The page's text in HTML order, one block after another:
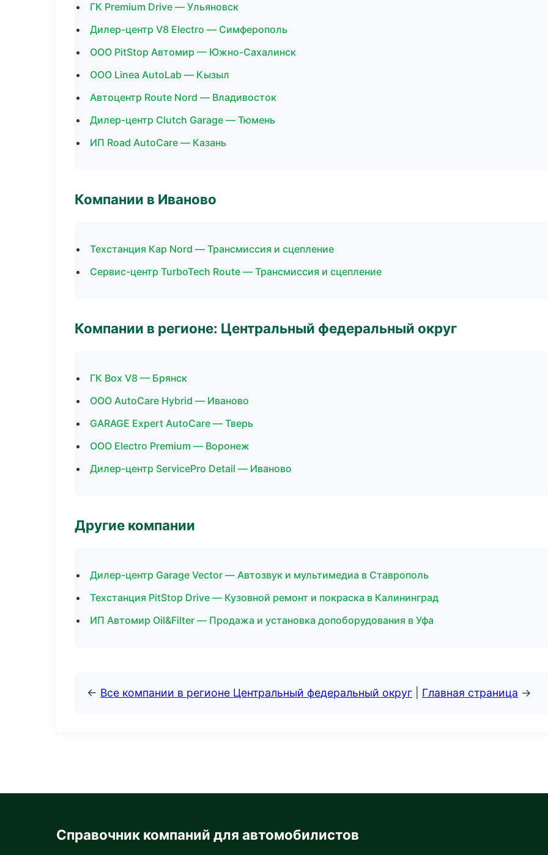
ГК Premium Drive — Ульяновск
Дилер-центр V8 Electro — Симферополь
ООО PitStop Автомир — Южно-Сахалинск
ООО Linea AutoLab — Кызыл
Автоцентр Route Nord — Владивосток
Дилер-центр Clutch Garage — Тюмень
ИП Road AutoCare — Казань
Компании в Иваново
Техстанция Кар Nord — Трансмиссия и сцепление
Сервис-центр TurboTech Route — Трансмиссия и сцепление
Компании в регионе: Центральный федеральный округ
ГК Box V8 — Брянск
ООО AutoCare Hybrid — Иваново
GARAGE Expert AutoCare — Тверь
ООО Electro Premium — Воронеж
Дилер-центр ServicePro Detail — Иваново
Другие компании
Дилер-центр Garage Vector — Автозвук и мультимедиа в Ставрополь
Техстанция PitStop Drive — Кузовной ремонт и покраска в Калининград
ИП Автомир Oil&Filter — Продажа и установка допоборудования в Уфа
← Все компании в регионе Центральный федеральный округ Главная страница →
Справочник компаний для автомобилистов